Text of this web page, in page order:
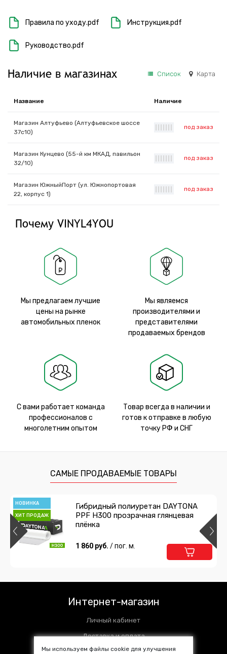
Правила по уходу.pdf Инструкция.pdf
Руководство.pdf
Наличие в магазинах Список Карта
Название Наличие
Магазин Алтуфьево (Алтуфьевское шоссе
37с10)
под заказ
Магазин Кунцево (55-й км МКАД, павильон
32/10)
под заказ
Магазин ЮжныйПорт (ул. Южнопортовая
22, корпус 1)
под заказ
Почему VINYL4YOU
Мы предлагаем лучшие
цены на рынке
автомобильных пленок
Мы являемся
производителями и
представителями
продаваемых брендов
С вами работает команда
профессионалов с
многолетним опытом
Товар всегда в наличии и
готов к отправке в любую
точку РФ и СНГ
САМЫЕ ПРОДАВАЕМЫЕ ТОВАРЫ
НОВИНКА
ХИТ ПРОДАЖ
Гибридный полиуретан DAYTONA
PPF H300 прозрачная глянцевая
плёнка
1 860 руб. / пог. м.
Интернет-магазин
Личный кабинет
Доставка и оплата
Установочные центры
Мы используем файлы cookie для улучшения